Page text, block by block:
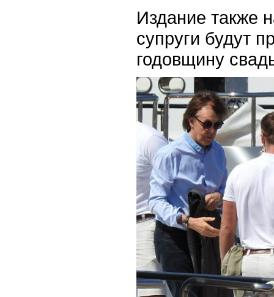
Издание также
супруги будут
годовщину